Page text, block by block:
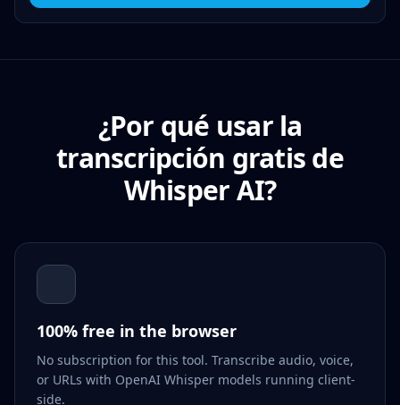
¿Por qué usar la
transcripción gratis de
Whisper AI?
100% free in the browser
No subscription for this tool. Transcribe audio, voice,
or URLs with OpenAI Whisper models running client-
side.